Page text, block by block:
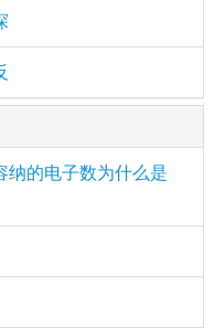
纳的电子数为什么是